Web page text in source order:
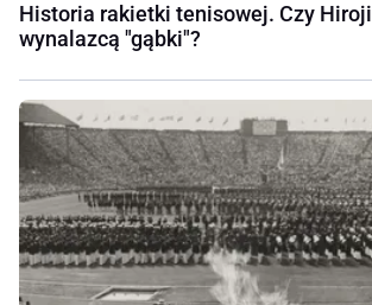
Historia rakietki tenisowej. Czy Hiroji
wynalazcą "gąbki"?